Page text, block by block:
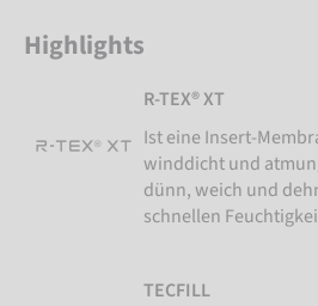
Highlights
R-TEX® XT
Ist eine Insert-
winddicht und
dünn, weich und
schnellen
TECFILL